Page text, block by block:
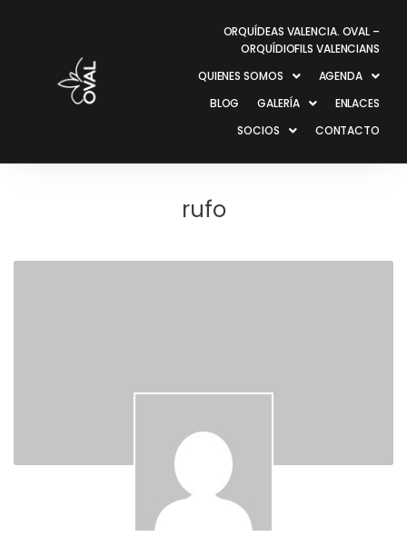
ORQUÍDEAS VALENCIA. OVAL –
ORQUÍDIOFILS VALENCIANS
QUIENES SOMOS
AGENDA
BLOG
GALERÍA
ENLACES
SOCIOS
CONTACTO
rufo